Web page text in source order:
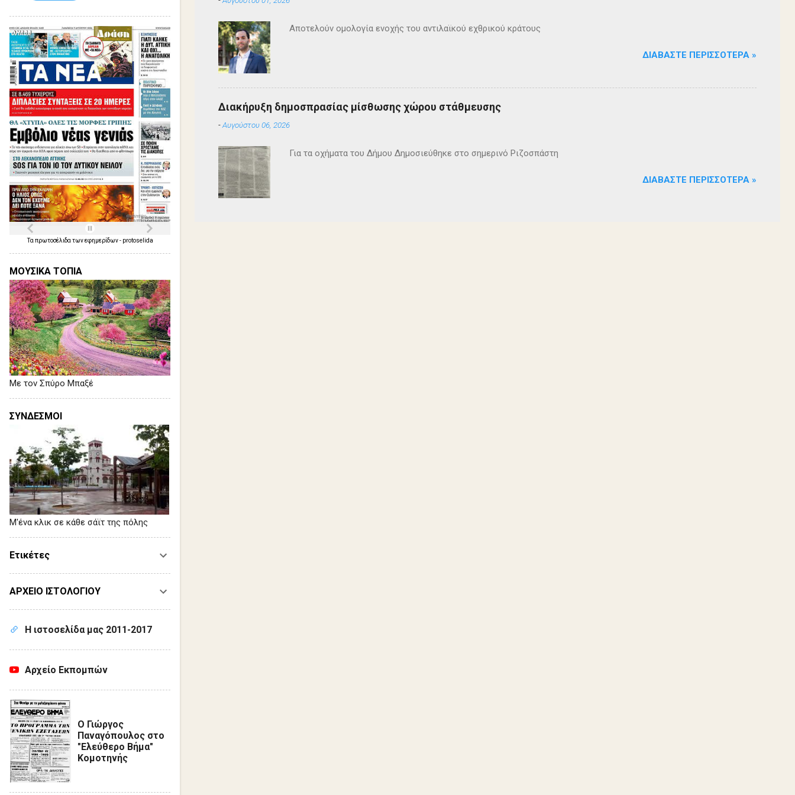
Αποτελούν ομολογία ενοχής του αντιλαϊκού εχθρικού κράτους
ΔΙΑΒΆΣΤΕ ΠΕΡΙΣΣΌΤΕΡΑ »
Διακήρυξη δημοσπρασίας μίσθωσης χώρου στάθμευσης
-Αυγούστου 06, 2026
Για τα οχήματα του Δήμου Δημοσιεύθηκε στο σημερινό Ριζοσπάστη
ΔΙΑΒΆΣΤΕ ΠΕΡΙΣΣΌΤΕΡΑ »
Τα πρωτοσέλιδα τωνεφημερίδων- protoselida
ΜΟΥΣΙΚΑ ΤΟΠΙΑ
Με τον Σπύρο Μπαξέ
ΣΥΝΔΕΣΜΟΙ
Μ'ένα κλικ σε κάθε σάϊτ της πόλης
Ετικέτες
ΑΡΧΕΙΟ ΙΣΤΟΛΟΓΙΟΥ
Η ιστοσελίδα μας 2011-2017
Αρχείο Εκπομπών
Ο Γιώργος
Παναγόπουλος στο
"Ελεύθερο Βήμα"
Κομοτηνής